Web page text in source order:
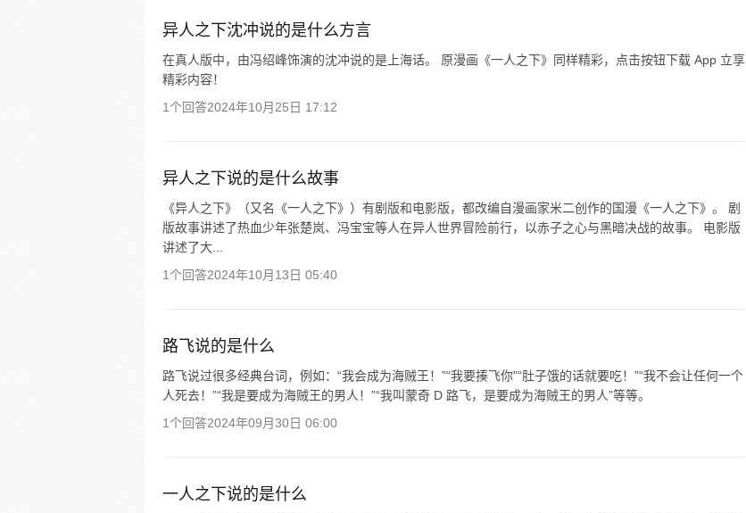
异人之下沈冲说的是什么方言
在真人版中，由冯绍峰饰演的沈冲说的是上海话。 原漫画《一人之下》同样精彩，点击按钮下载 App 立享
精彩内容！
1个回答2024年10月25日 17:12
异人之下说的是什么故事
《异人之下》（又名《一人之下》）有剧版和电影版，都改编自漫画家米二创作的国漫《一人之下》。 剧
版故事讲述了热血少年张楚岚、冯宝宝等人在异人世界冒险前行，以赤子之心与黑暗决战的故事。 电影版
讲述了大...
1个回答2024年10月13日 05:40
路飞说的是什么
路飞说过很多经典台词，例如：“我会成为海贼王！”“我要揍飞你”“肚子饿的话就要吃！”“我不会让任何一个
人死去！”“我是要成为海贼王的男人！”“我叫蒙奇 D 路飞，是要成为海贼王的男人”等等。
1个回答2024年09月30日 06:00
一人之下说的是什么